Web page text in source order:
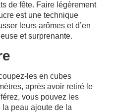
de fête. Faire légèrement
est une technique
leurs arômes et d’en
et surprenante.
les en cubes
après avoir retiré le
vous pouvez les
peau ajoute de la